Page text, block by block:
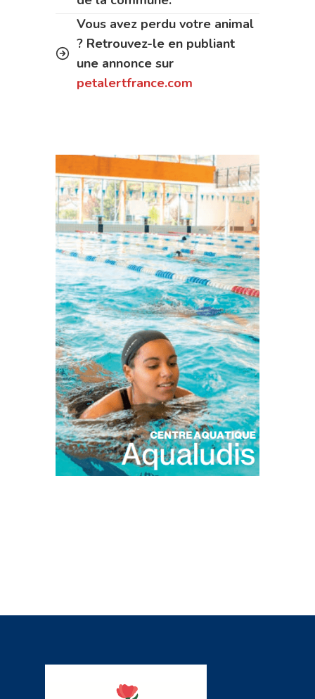
Vous avez perdu votre animal
? Retrouvez-le en publiant
une annonce sur
petalertfrance.com